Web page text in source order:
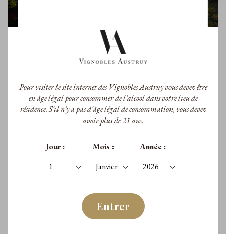
Pour visiter le site internet des Vignobles Austruy vous devez être
en âge légal pour consommer de l'alcool dans votre lieu de
résidence. S'il n'y a pas d'âge légal de consommation, vous devez
avoir plus de 21 ans.
Jour : Mois : Année :
Entrer